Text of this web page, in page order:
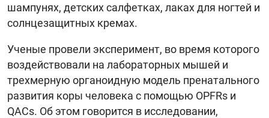
шампунях, детских салфетках, лаках для ногтей и
солнцезащитных кремах.
Ученые провели эксперимент, во время которого
воздействовали на лабораторных мышей и
трехмерную органоидную модель пренатального
развития коры человека с помощью OPFRs и
QACs. Об этом говорится в исследовании,